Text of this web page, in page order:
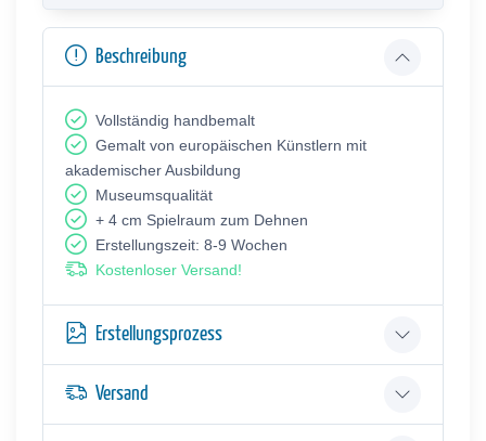
Beschreibung
Vollständig handbemalt
Gemalt von europäischen Künstlern mit
akademischer Ausbildung
Museumsqualität
+ 4 cm Spielraum zum Dehnen
Erstellungszeit: 8-9 Wochen
Kostenloser Versand!
Erstellungsprozess
Versand